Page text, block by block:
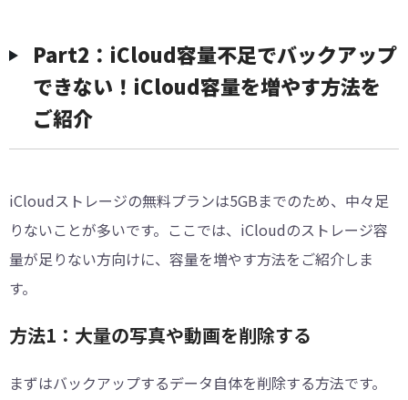
Part2：iCloud容量不足でバックアップ
できない！iCloud容量を増やす方法を
ご紹介
iCloudストレージの無料プランは5GBまでのため、中々足
りないことが多いです。ここでは、iCloudのストレージ容
量が足りない方向けに、容量を増やす方法をご紹介しま
す。
方法1：大量の写真や動画を削除する
まずはバックアップするデータ自体を削除する方法です。